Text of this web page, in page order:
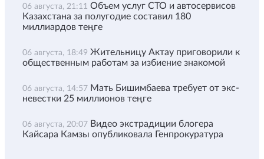
06 августа, 21:11 Объем услуг СТО и автосервисов
Казахстана за полугодие составил 180
миллиардов теңге
06 августа, 18:49 Жительницу Актау приговорили к
общественным работам за избиение знакомой
06 августа, 14:57 Мать Бишимбаева требует от экс-
невестки 25 миллионов теңге
06 августа, 20:07 Видео экстрадиции блогера
Кайсара Камзы опубликовала Генпрокуратура